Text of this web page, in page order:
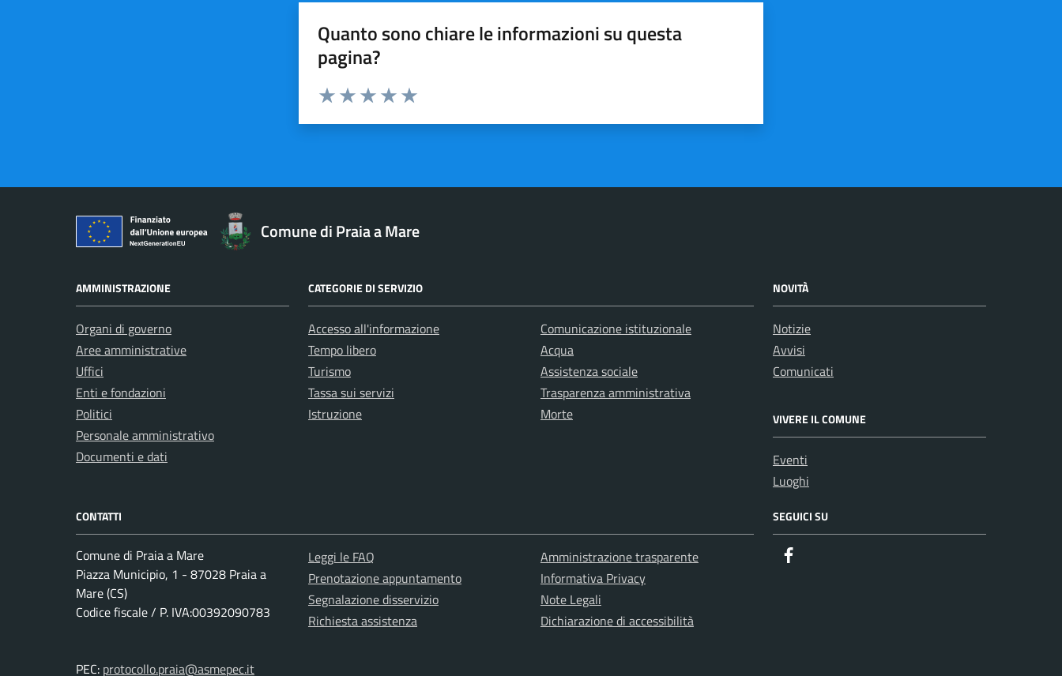
Quanto sono chiare le informazioni su questa
pagina?
Comune di Praia a Mare
AMMINISTRAZIONE
Organi di governo
Aree amministrative
Uffici
Enti e fondazioni
Politici
Personale amministrativo
Documenti e dati
CATEGORIE DI SERVIZIO
Accesso all'informazione
Tempo libero
Turismo
Tassa sui servizi
Istruzione
Comunicazione istituzionale
Acqua
Assistenza sociale
Trasparenza amministrativa
Morte
NOVITÀ
Notizie
Avvisi
Comunicati
VIVERE IL COMUNE
Eventi
Luoghi
CONTATTI
Comune di Praia a Mare
Piazza Municipio, 1 - 87028 Praia a
Mare (CS)
Codice fiscale / P. IVA:00392090783
PEC: protocollo.praia@asmepec.it
Leggi le FAQ
Prenotazione appuntamento
Segnalazione disservizio
Richiesta assistenza
Amministrazione trasparente
Informativa Privacy
Note Legali
Dichiarazione di accessibilità
SEGUICI SU